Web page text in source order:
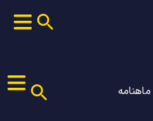
ماهنامه